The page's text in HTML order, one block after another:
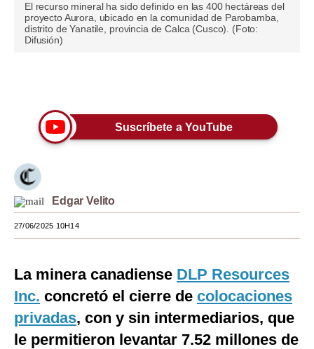
Blogs
Tendencias
Moda
Mundo
EEUU
México
España
Internacional
Tecnología
El recurso mineral ha sido definido en las 400 hectáreas del
proyecto Aurora, ubicado en la comunidad de Parobamba,
distrito de Yanatile, provincia de Calca (Cusco). (Foto:
Difusión)
Suscríbete a YouTube
Edgar Velito
27/06/2025 10H14
La minera canadiense DLP Resources
Inc. concretó el cierre de colocaciones
privadas, con y sin intermediarios, que
le permitieron levantar 7.52 millones de